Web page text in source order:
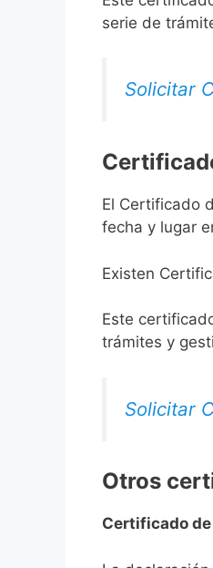
serie de
Solicitar
El Certificado
fecha y lugar
Existen
Este
trámites y
Solicitar
Otros
Certificado